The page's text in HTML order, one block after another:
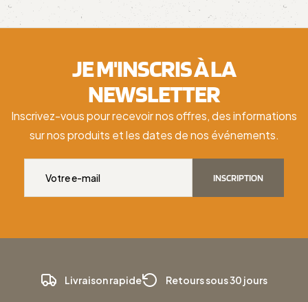
JE M'INSCRIS À LA
NEWSLETTER
Inscrivez-vous pour recevoir nos offres, des informations
sur nos produits et les dates de nos événements.
INSCRIPTION
Livraison rapide Retours sous 30 jours